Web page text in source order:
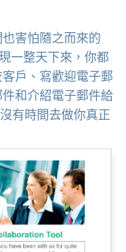
害怕隨之而來的
一整天下來，你都
戶、寫歡迎電子郵
和介紹電子郵件給
有時間去做你真正